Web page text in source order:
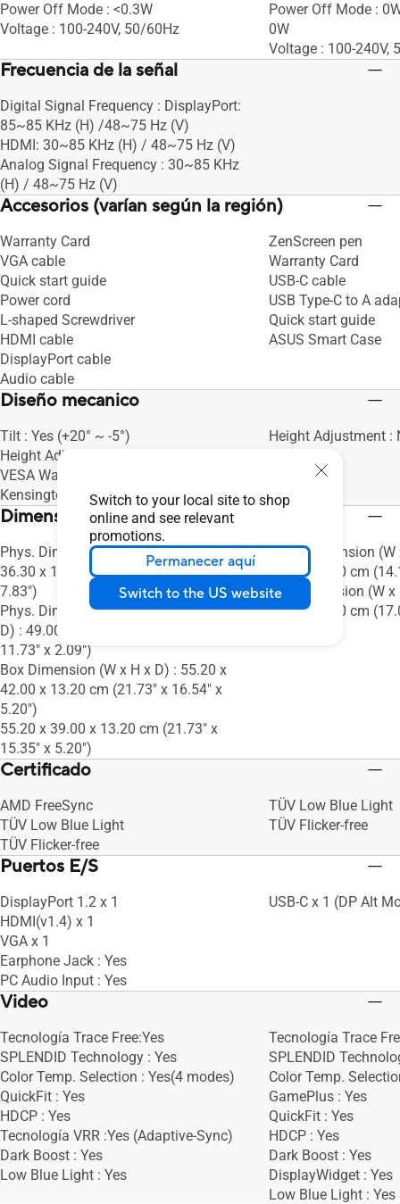
Switch to your local site to shop
online and see relevant
promotions.
Permanecer aquí
Switch to the US website
Power Off Mode : <0.3W
Voltage : 100-240V, 50/60Hz
Power Off Mode :
0W
Voltage : 100-240V,
Frecuencia de la señal
Digital Signal Frequency : DisplayPort:
85~85 KHz (H) /48~75 Hz (V)
HDMI: 30~85 KHz (H) / 48~75 Hz (V)
Analog Signal Frequency : 30~85 KHz
(H) / 48~75 Hz (V)
Accesorios (varían según la región)
Warranty Card
VGA cable
Quick start guide
Power cord
L-shaped Screwdriver
HDMI cable
DisplayPort cable
Audio cable
ZenScreen pen
Warranty Card
USB-C cable
USB Type-C to A
Quick start guide
ASUS Smart Case
Diseño mecanico
Tilt : Yes (+20° ~ -5°)
Height Adjustment : No
VESA Wall Mounting : 100x100mm
Kensington Lock : Yes
Height Adjustment :
Dimensiones
Phys. Dimension (W x H x D) : 49.00 x
36.30 x 19.90 cm (19.29" x 14.29" x
7.83")
Phys. Dimension without Stand (W x H x
D) : 49.00 x 29.80 x 5.30 cm (19.29" x
11.73" x 2.09")
Box Dimension (W x H x D) : 55.20 x
42.00 x 13.20 cm (21.73" x 16.54" x
5.20")
55.20 x 39.00 x 13.20 cm (21.73" x
15.35" x 5.20")
Phys. Dimension
22.64 x 0.80 cm
Box Dimension (W x
31.00 x 7.60 cm
Certificado
AMD FreeSync
TÜV Low Blue Light
TÜV Flicker-free
TÜV Low Blue Light
TÜV Flicker-free
Puertos E/S
DisplayPort 1.2 x 1
HDMI(v1.4) x 1
VGA x 1
Earphone Jack : Yes
PC Audio Input : Yes
USB-C x 1 (DP Alt
Video
Tecnología Trace Free:Yes
SPLENDID Technology : Yes
Color Temp. Selection : Yes(4 modes)
QuickFit : Yes
HDCP : Yes
Tecnología VRR :Yes (Adaptive-Sync)
Dark Boost : Yes
Low Blue Light : Yes
Tecnología Trace
SPLENDID
Color Temp.
GamePlus : Yes
QuickFit : Yes
HDCP : Yes
Dark Boost : Yes
DisplayWidget : Yes
Low Blue Light : Yes